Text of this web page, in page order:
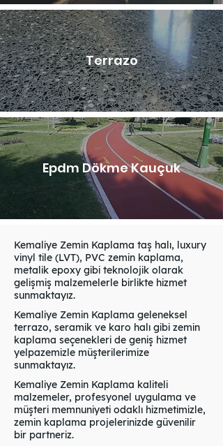
Terrazo
Epdm Dökme Kauçuk
Kemaliye Zemin Kaplama taş halı, luxury
vinyl tile (LVT), PVC zemin kaplama,
metalik epoxy gibi teknolojik olarak
gelişmiş malzemelerle birlikte hizmet
sunmaktayız.
Kemaliye Zemin Kaplama geleneksel
terrazo, seramik ve karo halı gibi zemin
kaplama seçenekleri de geniş hizmet
yelpazemizle müşterilerimize
sunmaktayız.
Kemaliye Zemin Kaplama kaliteli
malzemeler, profesyonel uygulama ve
müşteri memnuniyeti odaklı hizmetimizle,
zemin kaplama projelerinizde güvenilir
bir partneriz.